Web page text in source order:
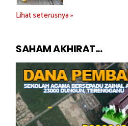
Lihat seterusnya »
SAHAM AKHIRAT...